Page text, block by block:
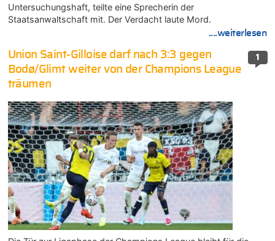
Untersuchungshaft, teilte eine Sprecherin der
Staatsanwaltschaft mit. Der Verdacht laute Mord.
....weiterlesen
1
Union Saint-Gilloise darf nach 3:3 gegen
Bodø/Glimt weiter von der Champions League
träumen